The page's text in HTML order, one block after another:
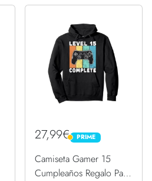
27,99€ PRIME
PRIME
Camiseta Gamer 15
Cumpleaños Regalo Para